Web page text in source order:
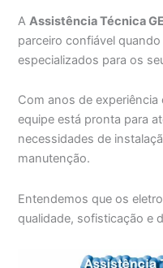
AAssistência Técnica
parceiro confiável
especializados para os
Com anos de
equipe está pronta para
necessidades de
manutenção.
Entendemos que os
qualidade, sofisticação e